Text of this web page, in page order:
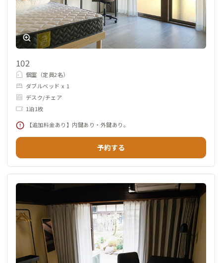
く』、そんな体と脳を休める暮らしが当たり前のようになって
います。
都心での生活に疲れたらぜひ上野原に訪れることをおすすめし
ます。きっと素敵な暮らしが待ち構えていることでしょう。
102
個室（定員2名）
ダブルベッド x 1
デスク/チェア
1泊1枚
【追加料金あり】内鍵あり・外鍵あり。
予約する